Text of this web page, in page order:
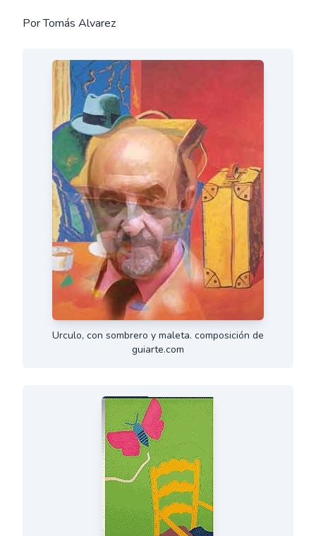
Por Tomás Alvarez
Urculo, con sombrero y maleta. composición de
guiarte.com